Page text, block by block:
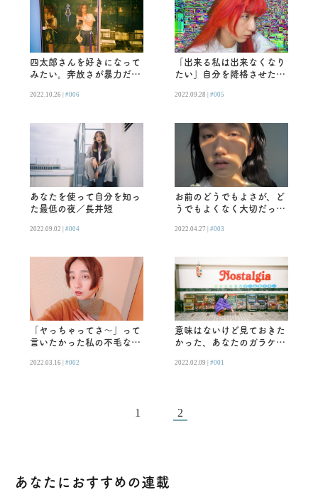
四太郎さんを好きになって
みたい。奔放さが暴力だと
2022.10.26 | #006
「出来る私は出来なくなり
たい」自分を降格させたい
2022.09.28 | #005
あなたを使って自分を知っ
た最低の夜／長井短
2022.09.02 | #004
お前のどうでもよさが、ど
うでもよくなく大切だった
2022.04.27 | #003
「ヤっちゃってさ〜」って
言いたかった私の不毛なあ
2022.03.16 | #002
意味はないけど見ておきた
かった、あなたのガラケー
2022.02.09 | #001
1 2
あなたにおすすめの連載